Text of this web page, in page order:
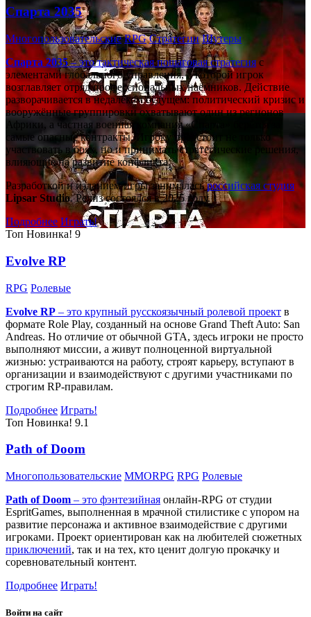
Спарта 2035
Многопользовательские RPG Стратегии Шутеры
Спарта 2035– это тактическаяпошаговая стратегияс
элементами глобального управления, в которой игрок
возглавляет отряд профессиональных наёмников. Действие
разворачивается в недалёком будущем: политический кризис и
вооружённые группировки охватывают один из регионов
Африки, а частная военная компания «Спарта» берётся за
самые опасные контракты. Игроку предстоит не только
участвовать в боях, но и принимать стратегические решения,
влияющие на развитие конфликта.
Разработкой и изданием игры занималасьроссийская студия
Lipsar Studio. Релиз состоялся в 2025 году.
Подробнее Играть!
Топ Новинка! 9
Evolve RP
RPG Ролевые
Evolve RP – это крупный русскоязычный ролевой проект в
формате Role Play, созданный на основе Grand Theft Auto: San
Andreas. Но отличие от обычной GTA, здесь игроки не просто
выполняют миссии, а живут полноценной виртуальной
жизнью: устраиваются на работу, строят карьеру, вступают в
организации и взаимодействуют с другими участниками по
строгим RP-правилам.
Подробнее Играть!
Топ Новинка! 9.1
Path of Doom
Многопользовательские MMORPG RPG Ролевые
Path of Doom – это фэнтезийная онлайн-RPG от студии
EspritGames, выполненная в мрачной стилистике с упором на
развитие персонажа и активное взаимодействие с другими
игроками. Проект ориентирован как на любителей сюжетных
приключений, так и на тех, кто ценит долгую прокачку и
соревновательный контент.
Подробнее Играть!
Войти на сайт